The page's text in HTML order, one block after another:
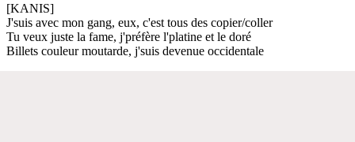
[KANIS]
J'suis avec mon gang, eux, c'est tous des copier/coller
Tu veux juste la fame, j'préfère l'platine et le doré
Billets couleur moutarde, j'suis devenue occidentale